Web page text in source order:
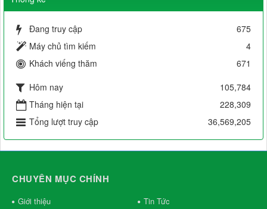
Đang truy cập
675
Máy chủ tìm kiếm
4
Khách viếng thăm
671
Hôm nay
105,784
Tháng hiện tại
228,309
Tổng lượt truy cập
36,569,205
CHUYÊN MỤC CHÍNH
Giới thiệu
Tin Tức